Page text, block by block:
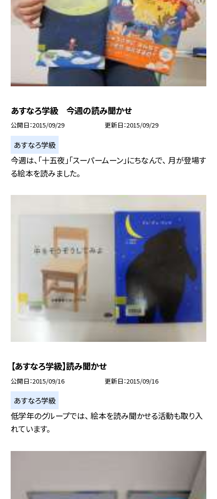
あすなろ学級 今週の読み聞かせ
公開日 2015/09/29 更新日 2015/09/29
あすなろ学級
今週は、「十五夜」「スーパームーン」にちなんで、 月が登場す
る絵本を読みました。
【あすなろ学級】読み聞かせ
公開日 2015/09/16 更新日 2015/09/16
あすなろ学級
低学年のグループでは、 絵本を読み聞かせる活動も取り入
れています。